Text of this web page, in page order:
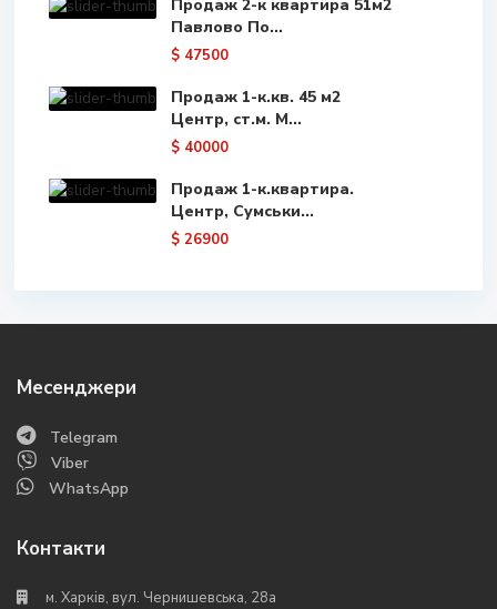
Продаж 2-к квартира 51м2
Павлово По...
$ 47500
Продаж 1-к.кв. 45 м2
Центр, ст.м. М...
$ 40000
Продаж 1-к.квартира.
Центр, Сумськи...
$ 26900
Месенджери
Telegram
Viber
WhatsApp
Контакти
м. Харків, вул. Чернишевська, 28а